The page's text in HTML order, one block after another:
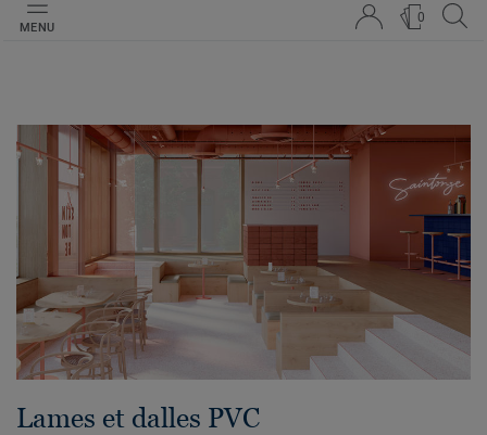
MENU
0
Lames et dalles PVC